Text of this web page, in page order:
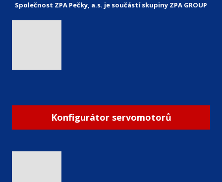
Společnost ZPA Pečky, a.s. je součástí skupiny ZPA GROUP
Konfigurátor servomotorů